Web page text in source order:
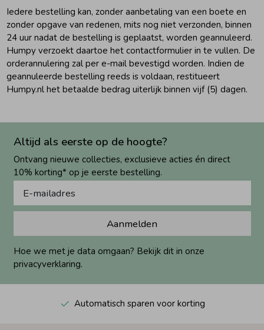
Iedere bestelling kan, zonder aanbetaling van een boete en
zonder opgave van redenen, mits nog niet verzonden, binnen
24 uur nadat de bestelling is geplaatst, worden geannuleerd.
Humpy verzoekt daartoe het contactformulier in te vullen. De
orderannulering zal per e-mail bevestigd worden. Indien de
geannuleerde bestelling reeds is voldaan, restitueert
Humpy.nl het betaalde bedrag uiterlijk binnen vijf (5) dagen.
Altijd als eerste op de hoogte?
Ontvang nieuwe collecties, exclusieve acties én direct
10% korting* op je eerste bestelling.
Aanmelden
Hoe we met je data omgaan? Bekijk dit in onze
privacyverklaring.
Automatisch sparen voor korting